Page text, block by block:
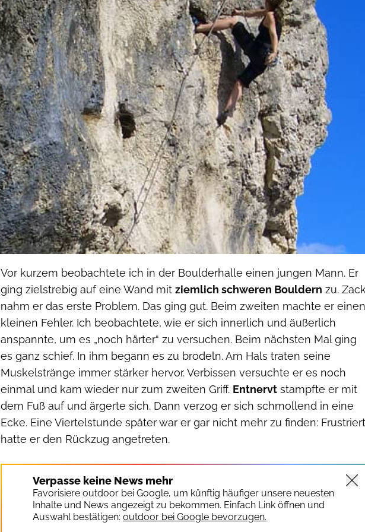
Vor kurzem beobachtete ich in der Boulderhalle einen jungen Mann. Er
ging zielstrebig auf eine Wand mit ziemlich schweren Bouldern zu.
nahm er das erste Problem. Das ging gut. Beim zweiten machte er einen
kleinen Fehler. Ich beobachtete, wie er sich innerlich und äußerlich
anspannte, um es „noch härter“ zu versuchen. Beim nächsten Mal ging
es ganz schief. In ihm begann es zu brodeln. Am Hals traten seine
Muskelstränge immer stärker hervor. Verbissen versuchte er es noch
einmal und kam wieder nur zum zweiten Griff. Entnervt stampfte er mit
dem Fuß auf und ärgerte sich. Dann verzog er sich schmollend in eine
Ecke. Eine Viertelstunde später war er gar nicht mehr zu finden: Frustriert
hatte er den Rückzug angetreten.
Verpasse keine News mehr
Favorisiere outdoor bei Google, um künftig häufiger unsere neuesten
Inhalte und News angezeigt zu bekommen. Einfach Link öffnen und
Auswahl bestätigen: outdoor bei Google bevorzugen.